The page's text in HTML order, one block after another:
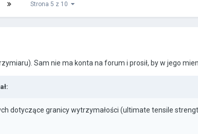
Strona 5 z 10
Sam nie ma konta na forum i prosił, by w jego
dotyczące granicy wytrzymałości (ultimate tensile